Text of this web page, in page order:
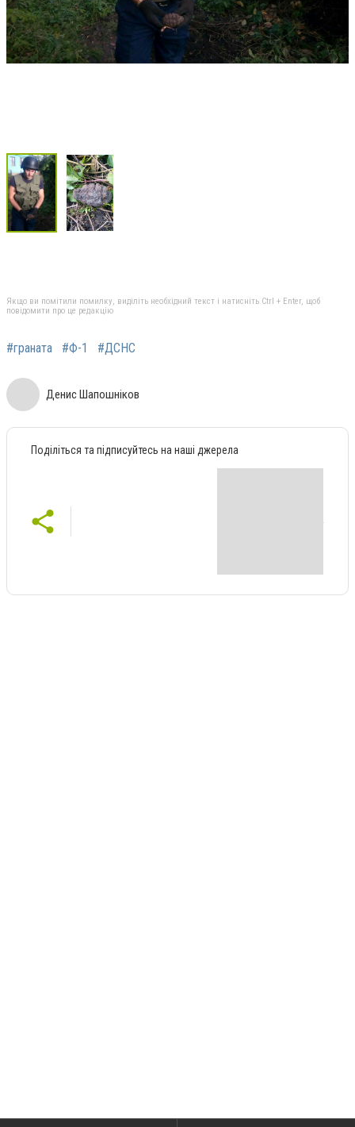
Якщо ви помітили помилку, виділіть необхідний текст і натисніть Ctrl + Enter, щоб
повідомити про це редакцію
#граната #Ф-1 #ДСНС
Денис Шапошніков
Поділіться та підписуйтесь на наші джерела